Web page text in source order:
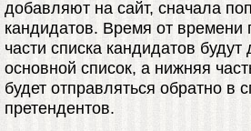
добавляют на сайт, сначала
кандидатов. Время от времени
части списка кандидатов будут
основной список, а нижняя
будет отправляться обратно в
претендентов.